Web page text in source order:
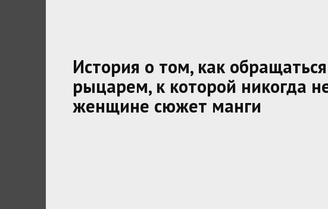
История о том, как
рыцарем, к которой никогда
женщине сюжет манги